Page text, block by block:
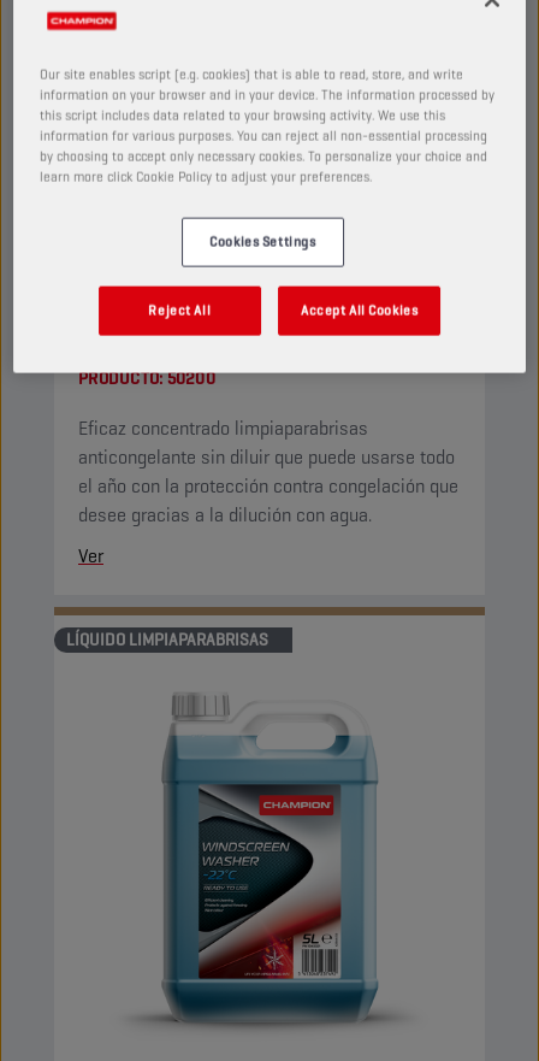
CHAMPIONWINDSCREEN
CONCENTRATE
PRODUCTO:50200
Eficaz concentrado limpiaparabrisas
anticongelante sin diluir que puede usarse todo
el año con la protección contra congelación que
desee gracias a la dilución con agua.
Ver
LÍQUIDO LIMPIAPARABRISAS
Our site enables script (e.g. cookies) that is able to read, store, and write
information on your browser and in your device. The information processed by
this script includes data related to your browsing activity. We use this
information for various purposes. You can reject all non-essential processing
by choosing to accept only necessary cookies. To personalize your choice and
learn more click Cookie Policy to adjust your preferences.
Cookies Settings
Reject All Accept All Cookies